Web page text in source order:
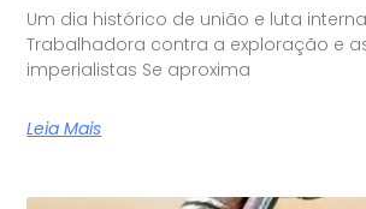
Um dia histórico de união e luta
Trabalhadora contra a exploração e
imperialistas Se aproxima
Leia Mais